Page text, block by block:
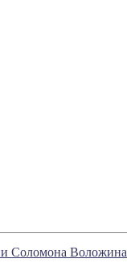
Соломона Воложина